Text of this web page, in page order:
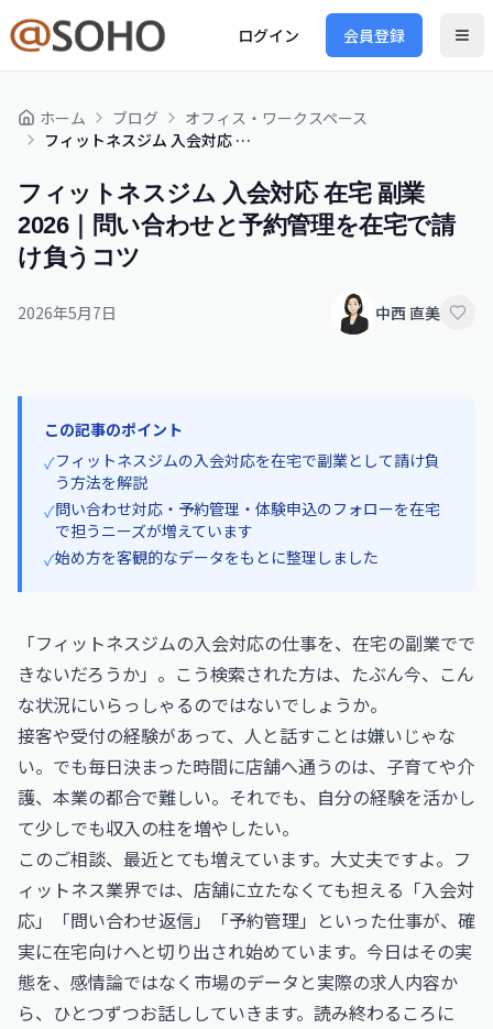
ログイン 会員登録
ホーム ブログ
オフィス・ワークスペース
フィットネスジム 入会対応 在宅 副業 2026｜問い合わせと予約管理を在宅で請け負うコツ
フィットネスジム 入会対応 在宅 副業
2026｜問い合わせと予約管理を在宅で請
け負うコツ
2026年5月7日 中西 直美
この記事のポイント
✓フィットネスジムの入会対応を在宅で副業として請け負
う方法を解説
✓問い合わせ対応・予約管理・体験申込のフォローを在宅
で担うニーズが増えています
✓始め方を客観的なデータをもとに整理しました
「フィットネスジムの入会対応の仕事を、在宅の副業でで
きないだろうか」。こう検索された方は、たぶん今、こん
な状況にいらっしゃるのではないでしょうか。
接客や受付の経験があって、人と話すことは嫌いじゃな
い。でも毎日決まった時間に店舗へ通うのは、子育てや介
護、本業の都合で難しい。それでも、自分の経験を活かし
て少しでも収入の柱を増やしたい。
このご相談、最近とても増えています。大丈夫ですよ。フ
ィットネス業界では、店舗に立たなくても担える「入会対
応」「問い合わせ返信」「予約管理」といった仕事が、確
実に在宅向けへと切り出され始めています。今日はその実
態を、感情論ではなく市場のデータと実際の求人内容か
ら、ひとつずつお話ししていきます。読み終わるころに